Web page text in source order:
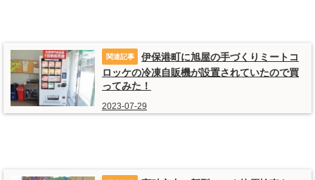
伊保港町に旭屋の手づくりミートコ
ロッケの冷凍自販機が設置されていたので買
ってみた！
2023-07-29